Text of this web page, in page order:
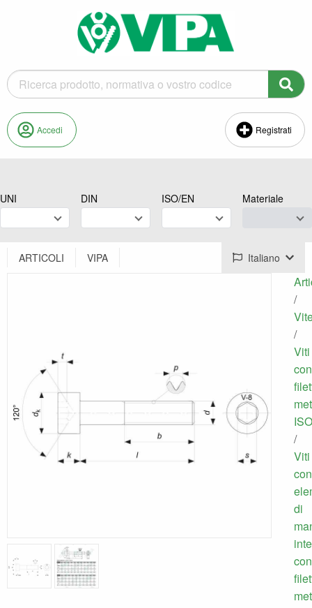
Accedi Registrati
UNI DIN ISO/EN Materiale
ARTICOLI VIPA Italiano
/
/
Viti
con
ISO
/
Viti
con
di
con